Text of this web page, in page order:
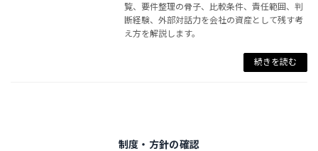
覧、要件整理の骨子、比較条件、責任範囲、判
断経験、外部対話力を会社の資産として残す考
え方を解説します。
続きを読む
制度・方針の確認